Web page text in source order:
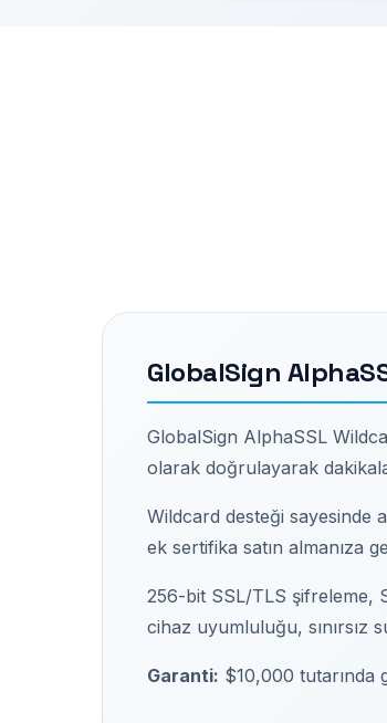
GlobalSign
GlobalSign AlphaSSL
olarak doğrulayarak
Wildcard desteği sayesinde
ek sertifika satın almanıza
256-bit SSL/TLS şifreleme,
cihaz uyumluluğu, sınırsız
Garanti: $10,000 tutarında